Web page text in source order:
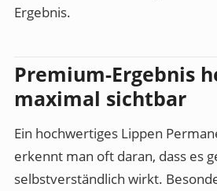
Ergebnis.
Premium-Ergebnis
maximal sichtbar
Ein hochwertiges Lippen
erkennt man oft daran, dass es
selbstverständlich wirkt.